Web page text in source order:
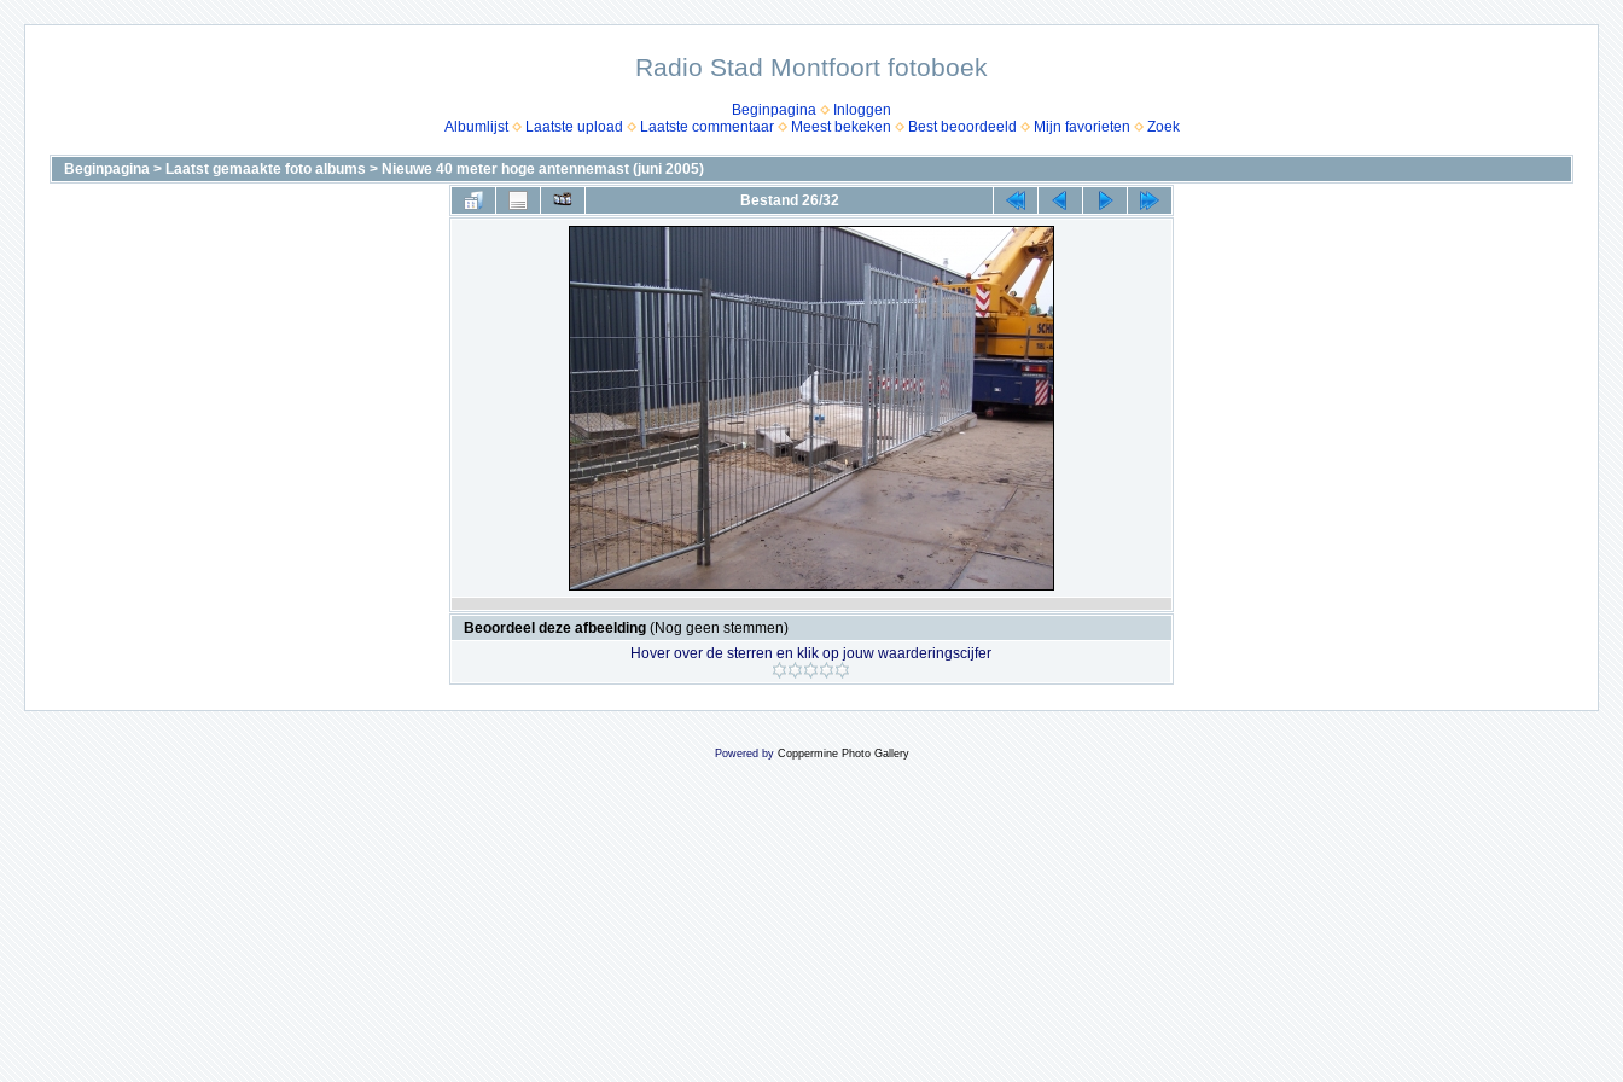
Radio Stad Montfoort fotoboek
Beginpagina
Inloggen
Albumlijst
Laatste upload Laatste commentaar Meest bekeken Best beoordeeld Mijn favorieten Zoek
Beginpagina > Laatst gemaakte foto albums > Nieuwe 40 meter hoge antennemast (juni 2005)
Bestand 26/32
Beoordeel deze afbeelding (Nog geen stemmen)
Hover over de sterren en klik op jouw waarderingscijfer
Powered by Coppermine Photo Gallery